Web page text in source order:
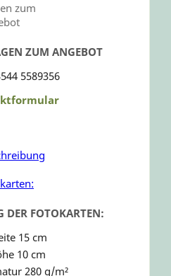
ZUM ANGEBOT
5589356
DER FOTOKARTEN:
15 cm
10 cm
280 g/m²